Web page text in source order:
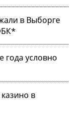
в Выборге
года условно
в